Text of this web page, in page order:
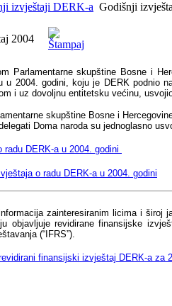
izvještaji DERK-a Godišnji
2004
Parlamentarne skupštine Bosne i
u 2004. godini, koju je DERK podnio
i uz dovoljnu entitetsku većinu,
skupštine Bosne i
Doma naroda su jednoglasno
radu DERK-a u 2004. godini
o radu DERK-a u 2004. godini
zainteresiranim licima i široj
objavljuje revidirane finansijske
(“IFRS”).
finansijski izvještaj DERK-a za